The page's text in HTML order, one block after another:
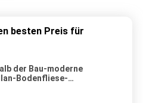
besten Preis für
der Bau-moderne
Bodenfliese-